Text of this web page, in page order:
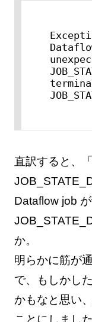
直訳すると、
Dataflow job
か。
明らかに筋が
で、もしかし
かもなと思い